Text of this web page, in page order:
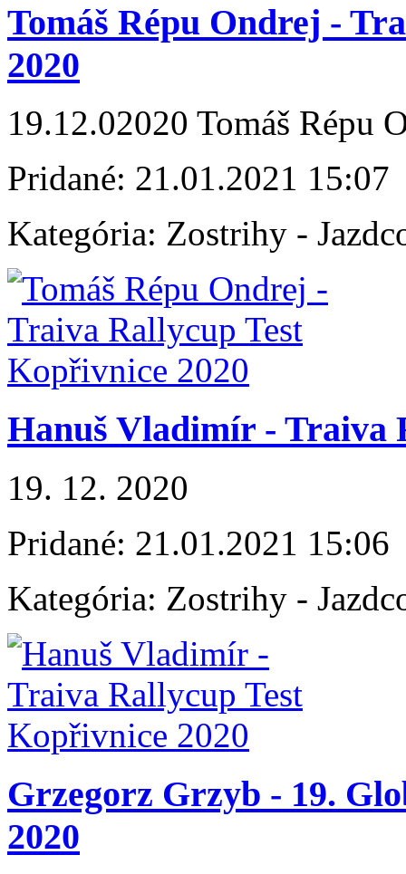
Tomáš Répu Ondrej -
2020
19.12.02020 Tomáš Répu
Pridané: 21.01.2021 15:07
Kategória: Zostrihy -
Hanuš Vladimír - Traiva
19. 12. 2020
Pridané: 21.01.2021 15:06
Kategória: Zostrihy -
Grzegorz Grzyb - 19.
2020